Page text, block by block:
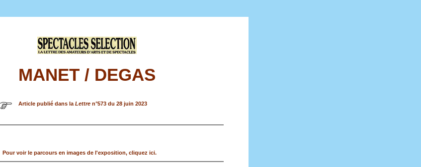
MANET / DEGAS
Article publié dans laLettre n°573 du 28 juin 2023
Pour voir le parcours en images de l'exposition, cliquez ici.